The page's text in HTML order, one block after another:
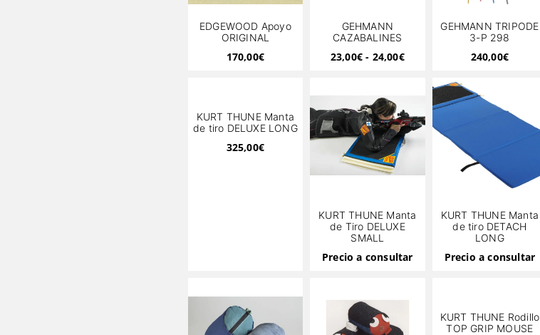
EDGEWOOD Apoyo
ORIGINAL
170,00€
GEHMANN
CAZABALINES
23,00€ - 24,00€
GEHMANN TRIPODE
3-P 298
240,00€
KURT THUNE Manta
de tiro DELUXE LONG
325,00€
KURT THUNE Manta
de Tiro DELUXE
SMALL
Precio a consultar
KURT THUNE Manta
de tiro DETACH
LONG
Precio a consultar
KURT THUNE Rodillo
TOP GRIP MOUSE